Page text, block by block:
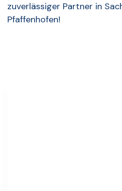
zuverlässiger Partner in
Pfaffenhofen!